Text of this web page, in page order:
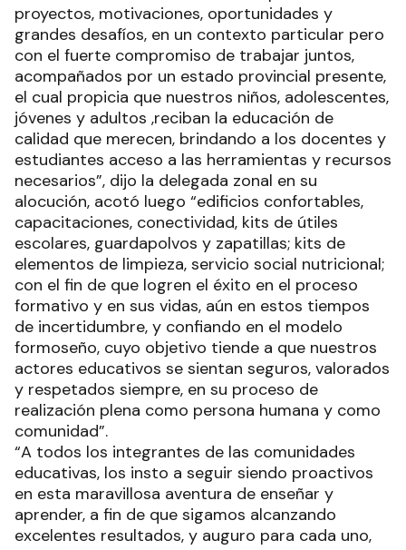
proyectos, motivaciones, oportunidades y
grandes desafíos, en un contexto particular pero
con el fuerte compromiso de trabajar juntos,
acompañados por un estado provincial presente,
el cual propicia que nuestros niños, adolescentes,
jóvenes y adultos ,reciban la educación de
calidad que merecen, brindando a los docentes y
estudiantes acceso a las herramientas y recursos
necesarios”, dijo la delegada zonal en su
alocución, acotó luego “edificios confortables,
capacitaciones, conectividad, kits de útiles
escolares, guardapolvos y zapatillas; kits de
elementos de limpieza, servicio social nutricional;
con el fin de que logren el éxito en el proceso
formativo y en sus vidas, aún en estos tiempos
de incertidumbre, y confiando en el modelo
formoseño, cuyo objetivo tiende a que nuestros
actores educativos se sientan seguros, valorados
y respetados siempre, en su proceso de
realización plena como persona humana y como
comunidad”.
“A todos los integrantes de las comunidades
educativas, los insto a seguir siendo proactivos
en esta maravillosa aventura de enseñar y
aprender, a fin de que sigamos alcanzando
excelentes resultados, y auguro para cada uno,